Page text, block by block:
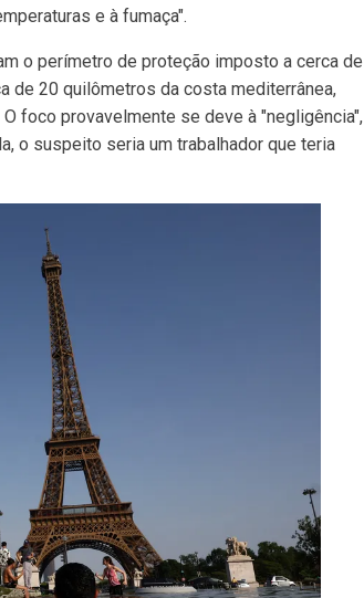
e à fumaça".
o perímetro de proteção imposto a cerca de
de 20 quilômetros da costa mediterrânea,
foco provavelmente se deve à "negligência",
o suspeito seria um trabalhador que teria